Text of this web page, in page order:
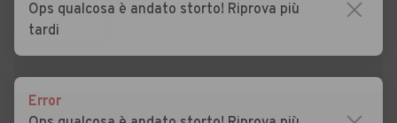
Auto usate Coccaglio
Auto usate Comezzano-
Ops qualcosa è andato storto! Riprova più
tardi
Error